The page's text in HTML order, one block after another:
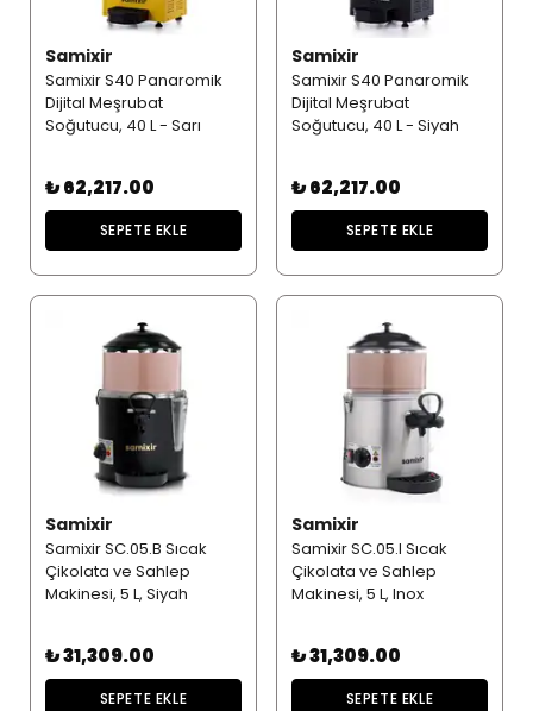
Samixir
Samixir S40 Panaromik
Dijital Meşrubat
Soğutucu, 40 L - Sarı
₺ 62,217.00
SEPETE EKLE
Samixir
Samixir S40 Panaromik
Dijital Meşrubat
Soğutucu, 40 L - Siyah
₺ 62,217.00
SEPETE EKLE
Samixir
Samixir SC.05.B Sıcak
Çikolata ve Sahlep
Makinesi, 5 L, Siyah
₺ 31,309.00
SEPETE EKLE
Samixir
Samixir SC.05.I Sıcak
Çikolata ve Sahlep
Makinesi, 5 L, Inox
₺ 31,309.00
SEPETE EKLE